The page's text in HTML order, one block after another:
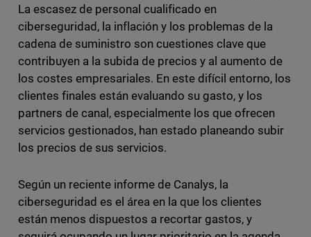
La escasez de personal cualificado en
ciberseguridad, la inflación y los problemas de la
cadena de suministro son cuestiones clave que
contribuyen a la subida de precios y al aumento de
los costes empresariales. En este difícil entorno, los
clientes finales están evaluando su gasto, y los
partners de canal, especialmente los que ofrecen
servicios gestionados, han estado planeando subir
los precios de sus servicios.
Según un reciente informe de Canalys, la
ciberseguridad es el área en la que los clientes
están menos dispuestos a recortar gastos, y